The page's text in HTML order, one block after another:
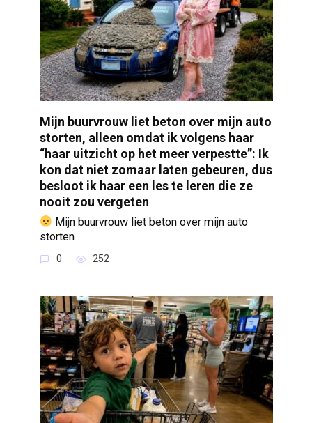
Mijn buurvrouw liet beton over mijn auto
storten, alleen omdat ik volgens haar
“haar uitzicht op het meer verpestte”: Ik
kon dat niet zomaar laten gebeuren, dus
besloot ik haar een les te leren die ze
nooit zou vergeten
Mijn buurvrouw liet beton over mijn auto
storten
0 252